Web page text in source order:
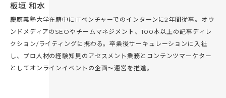
板垣 和水
慶應義塾大学在籍中にITベンチャーでのインターンに2年間従事。オウ
ンドメディアのSEOやチームマネジメント、100本以上の記事ディレ
クション/ライティングに携わる。卒業後サーキュレーションに入社
し、プロ人材の経験知見のアセスメント業務とコンテンツマーケター
としてオンラインイベントの企画〜運営を推進。